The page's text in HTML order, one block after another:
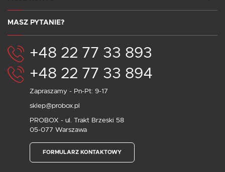
MASZ PYTANIE?
+48 22 77 33 893
+48 22 77 33 894
Zapraszamy - Pn-Pt: 9-17
sklep@probox.pl
PROBOX - ul. Trakt Brzeski 58
05-077 Warszawa
FORMULARZ KONTAKTOWY